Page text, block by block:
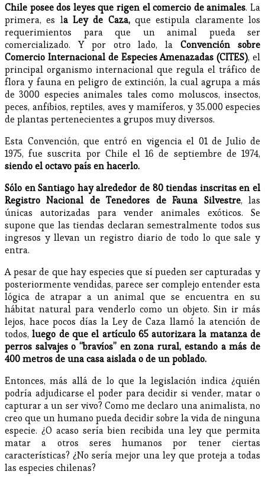
Chile posee dos leyes que rigen el comercio de animales. La
primera, es la Ley de Caza,que estipula claramente los
requerimientos para que un animal pueda ser
comercializado. Y por otro lado, laConvención sobre
Comercio Internacional de Especies Amenazadas (CITES), el
principal organismo internacional que regula el tráfico de
flora y fauna en peligro de extinción, la cual agrupa a más
de 3000 especies animales tales como moluscos, insectos,
peces, anfibios, reptiles, aves y mamíferos, y 35.000 especies
de plantas pertenecientes a grupos muy diversos.
Esta Convención, que entró en vigencia el 01 de Julio de
1975, fue suscrita por Chile el 16 de septiembre de 1974,
siendo el octavo país en hacerlo.
Sólo en Santiago hay alrededor de 80 tiendas inscritas en el
Registro Nacional de Tenedores de Fauna Silvestre, las
únicas autorizadas para vender animales exóticos. Se
supone que las tiendas declaran semestralmente todos sus
ingresos y llevan un registro diario de todo lo que sale y
entra.
A pesar de que hay especies que sí pueden ser capturadas y
posteriormente vendidas, parece ser complejo entender esta
lógica de atrapar a un animal que se encuentra en su
hábitat natural para venderlo como un objeto. Sin ir más
lejos, hace pocos días la Ley de Caza llamó la atención de
todos,luego de que el artículo 65 autorizara la matanza de
perros salvajes o “bravíos” en zona rural, estando a más de
400 metros de una casa aislada o de un poblado.
Entonces, más allá de lo que la legislación indica ¿quién
podría adjudicarse el poder para decidir si vender, matar o
capturar a un ser vivo? Como me declaro una animalista, no
creo que un humano pueda decidir sobre la vida de ninguna
especie. ¿O acaso sería bien recibida una ley que permita
matar a otros seres humanos por tener ciertas
características? ¿No sería mejor una ley que proteja a todas
las especies chilenas?